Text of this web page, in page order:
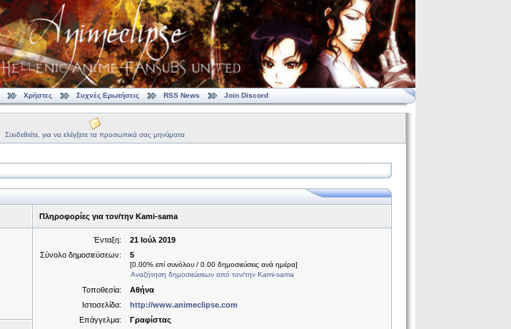
Χρήστες Συχνές Ερωτήσεις RSS News Join Discord
Συνδεθείτε, για να ελέγξετε τα προσωπικά σας μηνύματα
Πληροφορίες για τον/την Kami-sama
Ένταξη:
21 Ιούλ 2019
Σύνολο δημοσιεύσεων:
5
[0.00% επί συνόλου / 0.00 δημοσιεύσεις ανά ημέρα]
Αναζήτηση δημοσιεύσεων από τον/την Kami-sama
Τοποθεσία:
Αθήνα
Ιστοσελίδα:
http://www.animeclipse.com
Επάγγελμα:
Γραφίστας